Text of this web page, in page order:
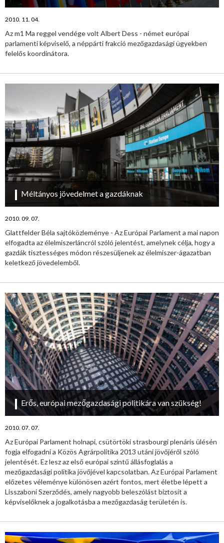
2010. 11. 04.
Az m1 Ma reggel vendége volt Albert Dess - német európai
parlamenti képviselő, a néppárti frakció mezőgazdasági ügyekben
felelős koordinátora.
Méltányos jövedelmet a gazdáknak
2010. 09. 07.
Glattfelder Béla sajtóközleménye - Az Európai Parlament a mai napon
elfogadta az élelmiszerláncról szóló jelentést, amelynek célja, hogy a
gazdák tisztességes módon részesüljenek az élelmiszer-ágazatban
keletkező jövedelemből.
Erős, európai mezőgazdasági politikára van szükség!
2010. 07. 07.
Az Európai Parlament holnapi, csütörtöki strasbourgi plenáris ülésén
fogja elfogadni a Közös Agrárpolitika 2013 utáni jövőjéről szóló
jelentését. Ez lesz az első európai szintű állásfoglalás a
mezőgazdasági politika jövőjével kapcsolatban. Az Európai Parlament
előzetes véleménye különösen azért fontos, mert életbe lépett a
Lisszaboni Szerződés, amely nagyobb beleszólást biztosít a
képviselőknek a jogalkotásba a mezőgazdaság területén is.